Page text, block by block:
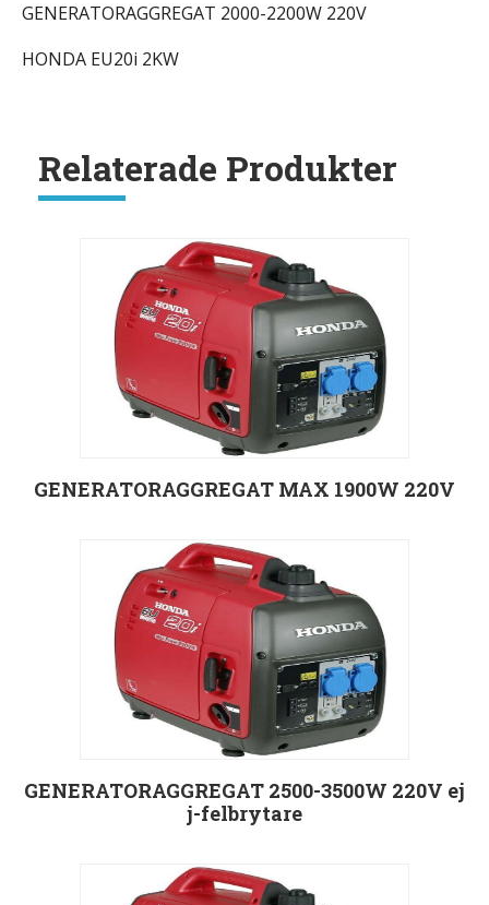
GENERATORAGGREGAT 2000-2200W 220V
HONDA EU20i 2KW
Relaterade Produkter
GENERATORAGGREGAT MAX 1900W 220V
Välj alternativ
GENERATORAGGREGAT 2500-3500W 220V ej
j-felbrytare